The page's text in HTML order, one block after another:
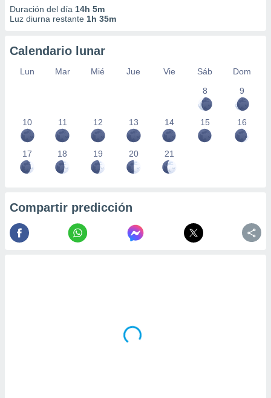
Duración del día 14h 5m
Luz diurna restante 1h 35m
Calendario lunar
Lun Mar Mié Jue Vie Sáb
Dom
8
9
10 11 12 13 14 15 16
17 18 19 20 21
Compartir predicción